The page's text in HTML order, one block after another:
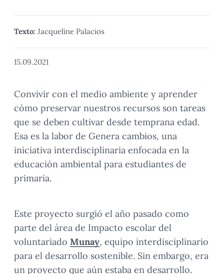
Texto: Jacqueline Palacios
15.09.2021
Convivir con el medio ambiente y aprender
cómo preservar nuestros recursos son tareas
que se deben cultivar desde temprana edad.
Esa es la labor de Genera cambios, una
iniciativa interdisciplinaria enfocada en la
educación ambiental para estudiantes de
primaria.
Este proyecto surgió el año pasado como
parte del área de Impacto escolar del
voluntariado Munay, equipo interdisciplinario
para el desarrollo sostenible. Sin embargo, era
un proyecto que aún estaba en desarrollo.